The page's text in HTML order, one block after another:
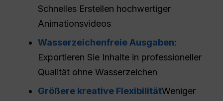
Schnelles Erstellen hochwertiger
Animationsvideos
Wasserzeichenfreie Ausgaben:
Exportieren Sie Inhalte in professioneller
Qualität ohne Wasserzeichen
Größere kreative FlexibilitätWeniger